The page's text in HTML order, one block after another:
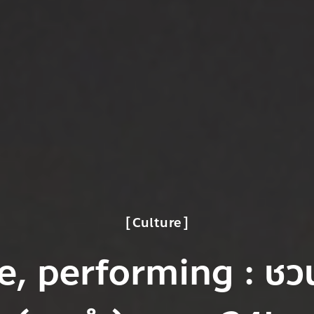
Culture
performing : ช